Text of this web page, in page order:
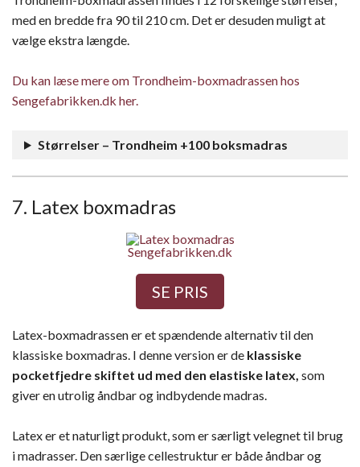
med en bredde fra 90 til 210 cm. Det er desuden muligt at
vælge ekstra længde.
Du kan læse mere om Trondheim-boxmadrassen hos
Sengefabrikken.dk her.
Størrelser – Trondheim +100 boksmadras
7. Latex boxmadras
Sengefabrikken.dk
SE PRIS
Latex-boxmadrassen er et spændende alternativ til den
klassiske boxmadras. I denne version er de klassiske
pocketfjedre skiftet ud med den elastiske latex, som
giver en utrolig åndbar og indbydende madras.
Latex er et naturligt produkt, som er særligt velegnet til brug
i madrasser. Den særlige cellestruktur er både åndbar og